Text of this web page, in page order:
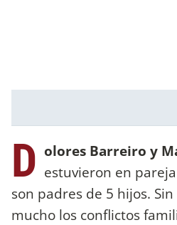
D olores Barreiro y
estuvieron en
son padres de 5 hijos.
mucho los conflictos